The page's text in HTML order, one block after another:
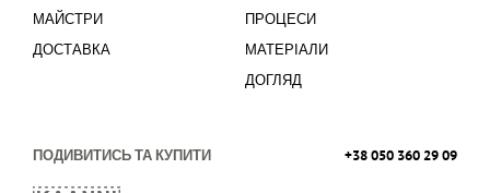
МАЙСТРИ
ДОСТАВКА
ПРОЦЕСИ
МАТЕРІАЛИ
ДОГЛЯД
ПОДИВИТИСЬ ТА КУПИТИ +38 050 360 29 09